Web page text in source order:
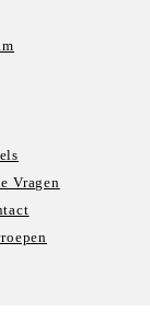
Vragen